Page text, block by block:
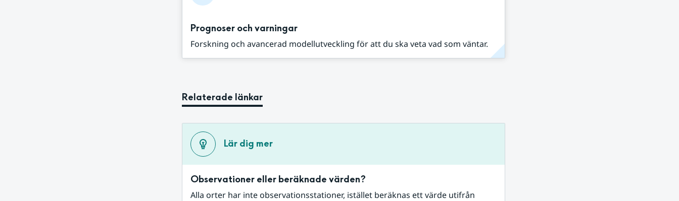
Prognoser och varningar
Forskning och avancerad modellutveckling för att du ska veta vad som väntar.
Relaterade länkar
Lär dig mer
Observationer eller beräknade värden?
Alla orter har inte observationsstationer, istället beräknas ett värde utifrån